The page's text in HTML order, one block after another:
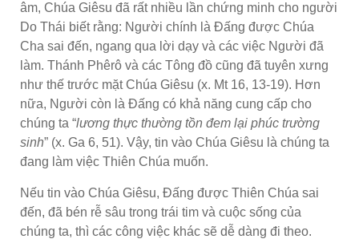
âm, Chúa Giêsu đã rất nhiều lần chứng minh cho người
Do Thái biết rằng: Người chính là Đấng được Chúa
Cha sai đến, ngang qua lời dạy và các việc Người đã
làm. Thánh Phêrô và các Tông đồ cũng đã tuyên xưng
như thế trước mặt Chúa Giêsu (x. Mt 16, 13-19). Hơn
nữa, Người còn là Đấng có khả năng cung cấp cho
chúng ta “lương thực thường tồn đem lại phúc trường
sinh” (x. Ga 6, 51). Vậy, tin vào Chúa Giêsu là chúng ta
đang làm việc Thiên Chúa muốn.
Nếu tin vào Chúa Giêsu, Đấng được Thiên Chúa sai
đến, đã bén rễ sâu trong trái tim và cuộc sống của
chúng ta, thì các công việc khác sẽ dễ dàng đi theo.